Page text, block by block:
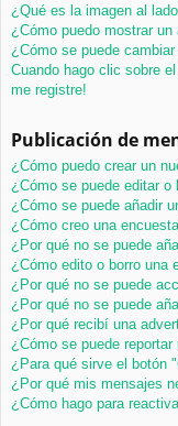
¿Qué es la imagen al
¿Cómo puedo mostrar un
¿Cómo se puede
Cuando hago clic sobre
me registre!
Publicación de
¿Cómo puedo crear un
¿Cómo se puede editar o
¿Cómo se puede añadir
¿Cómo creo una
¿Por qué no se puede
¿Cómo edito o borro una
¿Por qué no se puede
¿Por qué no se puede
¿Por qué recibí una
¿Cómo se puede
¿Para qué sirve el botón
¿Por qué mis mensajes
¿Cómo hago para